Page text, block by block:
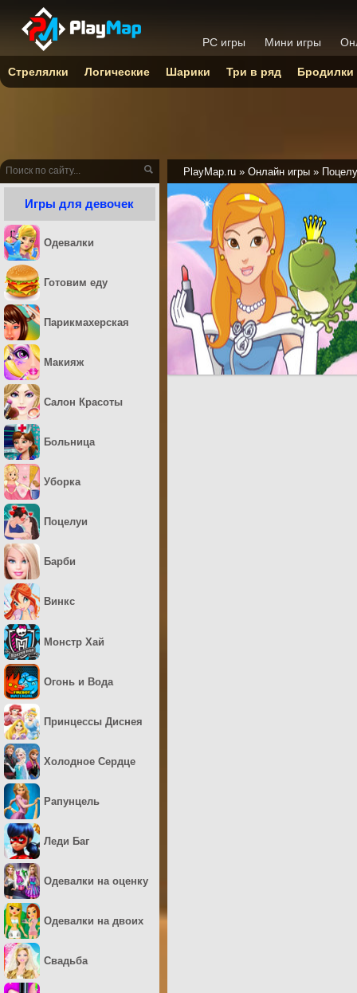
PlayMap.ru » Онлайн игры »
Игры для девочек
Одевалки
Готовим еду
Парикмахерская
Макияж
Салон Красоты
Больница
Уборка
Поцелуи
Барби
Винкс
Монстр Хай
Огонь и Вода
Принцессы Диснея
Холодное Сердце
Рапунцель
Леди Баг
Одевалки на оценку
Одевалки на двоих
Свадьба
PC игры Мини игры
Стрелялки Логические Шарики Три в ряд Бродилки